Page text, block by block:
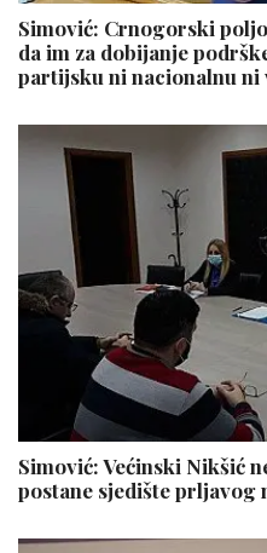
Simović: Crnogorski
da im za dobijanje
partijsku ni nacionalnu
Simović: Većinski Nikšić
postane sjedište prljavog